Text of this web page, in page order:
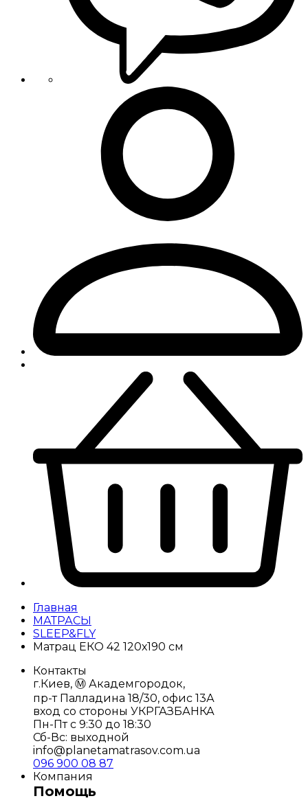
Главная
МАТРАСЫ
SLEEP&FLY
Матрац ЕКО 42 120х190 см
Контакты
г.Киев, Ⓜ️ Академгородок,
пр-т Палладина 18/30, офис 13А
вход со стороны УКРГАЗБАНКА
Пн-Пт с 9:30 до 18:30
Сб-Вс: выходной
info@planetamatrasov.com.ua
096 900 08 87
Компания
Помощь